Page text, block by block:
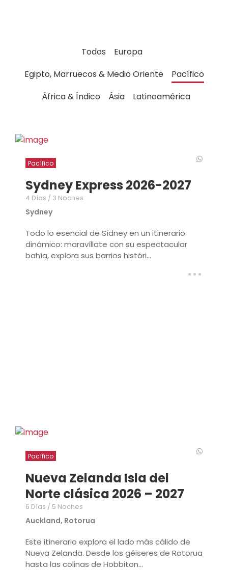
Todos
Europa
Egipto, Marruecos & Medio Oriente
Pacífico
África & Índico
Ásia Latinoamérica
Pacífico
Sydney Express 2026-2027
4 Días / 3 Noches
Sydney
Todo lo esencial de Sídney en un itinerario
dinámico: maravíllate con su espectacular
bahía, explora sus barrios históri...
Pacífico
Nueva Zelanda Isla del
Norte clásica 2026 – 2027
6 Días / 5 Noches
Auckland, Rotorua
Este itinerario explora el lado más cálido de
Nueva Zelanda. Desde los géiseres de Rotorua
hasta las colinas de Hobbiton...